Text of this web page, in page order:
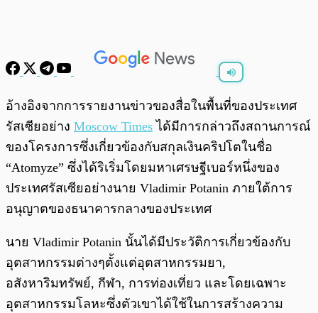
อ้างอิงจากการรายงานข่าวของสื่อในพื้นที่ของประเทศ
รัสเซียอย่าง Moscow Times ได้มีการกล่าวถึงสถานการณ์
ของโครงการซึ่งเกี่ยวข้องกับสกุลเงินคริปโตในชื่อ
“Atomyze” ซึ่งได้ริเริ่มโดยมหาเศรษฐีเบอร์หนึ่งของ
ประเทศรัสเซียอย่างนาย Vladimir Potanin ภายใต้การ
อนุญาตของธนาคารกลางของประเทศ
นาย Vladimir Potanin นั้นได้มีประวัติการเกี่ยวข้องกับ
อุตสาหกรรมต่างๆตั้งแต่อุตสาหกรรมยา,
อสังหาริมทรัพย์, กีฬา, การท่องเที่ยว และโดยเฉพาะ
อุตสาหกรรมโลหะซึ่งตัวเขาได้ใช้ในการสร้างความ